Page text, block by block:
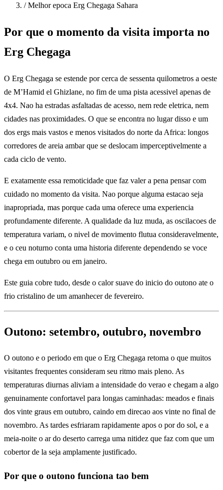
/ Melhor epoca Erg Chegaga Sahara
Por que o momento da visita importa no
Erg Chegaga
O Erg Chegaga se estende por cerca de sessenta quilometros a oeste
de M’Hamid el Ghizlane, no fim de uma pista acessivel apenas de
4x4. Nao ha estradas asfaltadas de acesso, nem rede eletrica, nem
cidades nas proximidades. O que se encontra no lugar disso e um
dos ergs mais vastos e menos visitados do norte da Africa: longos
corredores de areia ambar que se deslocam imperceptivelmente a
cada ciclo de vento.
E exatamente essa remoticidade que faz valer a pena pensar com
cuidado no momento da visita. Nao porque alguma estacao seja
inapropriada, mas porque cada uma oferece uma experiencia
profundamente diferente. A qualidade da luz muda, as oscilacoes de
temperatura variam, o nivel de movimento flutua consideravelmente,
e o ceu noturno conta uma historia diferente dependendo se voce
chega em outubro ou em janeiro.
Este guia cobre tudo, desde o calor suave do inicio do outono ate o
frio cristalino de um amanhecer de fevereiro.
Outono: setembro, outubro, novembro
O outono e o periodo em que o Erg Chegaga retoma o que muitos
visitantes frequentes consideram seu ritmo mais pleno. As
temperaturas diurnas aliviam a intensidade do verao e chegam a algo
genuinamente confortavel para longas caminhadas: meados e finais
dos vinte graus em outubro, caindo em direcao aos vinte no final de
novembro. As tardes esfriaram rapidamente apos o por do sol, e a
meia-noite o ar do deserto carrega uma nitidez que faz com que um
cobertor de la seja amplamente justificado.
Por que o outono funciona tao bem